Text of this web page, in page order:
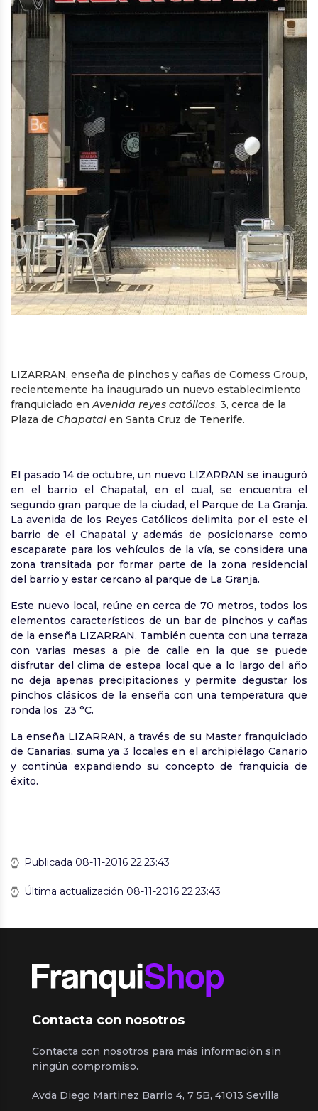
LIZARRAN, enseña de pinchos y cañas de Comess Group,
recientemente ha inaugurado un nuevo establecimiento
franquiciado enAvenida reyes católicos, 3, cerca de la
Plaza de Chapatal en Santa Cruz de Tenerife.
El pasado 14 de octubre, un nuevo LIZARRAN se inauguró
en el barrio el Chapatal, en el cual, se encuentra el
segundo gran parque de la ciudad, el Parque de La Granja.
La avenida de los Reyes Católicos delimita por el este el
barrio de el Chapatal y además de posicionarse como
escaparate para los vehículos de la vía, se considera una
zona transitada por formar parte de la zona residencial
del barrio y estar cercano al parque de La Granja.
Este nuevo local, reúne en cerca de 70 metros, todos los
elementos característicos de un bar de pinchos y cañas
de la enseña LIZARRAN. También cuenta con una terraza
con varias mesas a pie de calle en la que se puede
disfrutar del clima de estepa local que a lo largo del año
no deja apenas precipitaciones y permite degustar los
pinchos clásicos de la enseña con una temperatura que
ronda los 23 °C.
La enseña LIZARRAN, a través de su Master franquiciado
de Canarias, suma ya 3 locales en el archipiélago Canario
y continúa expandiendo su concepto de franquicia de
éxito.
Publicada 08-11-2016 22:23:43
Última actualización 08-11-2016 22:23:43
Contacta con nosotros
Contacta con nosotros para más información sin
ningún compromiso.
Avda Diego Martinez Barrio 4, 7 5B, 41013 Sevilla